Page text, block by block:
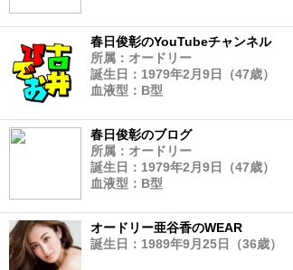
春日俊彰のYouTubeチャンネル
所属：オードリー
誕生日：1979年2月9日（47歳）
血液型：B型
春日俊彰のブログ
所属：オードリー
誕生日：1979年2月9日（47歳）
血液型：B型
オードリー亜谷香のWEAR
誕生日：1989年9月25日（36歳）